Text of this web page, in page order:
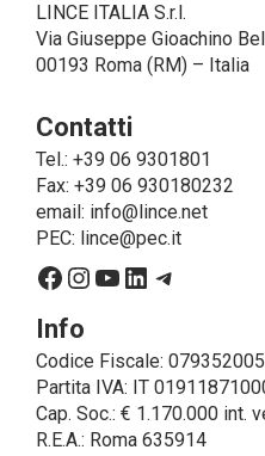
conformemente alle
quest’ultima sulla base di
gestione dei dati.
• Il trattamento di dati
operazioni necessarie
per consentire a LINCE
ITALIA di erogare il
prodotti acquistati,
posti in capo a LINCE
con l’adempimento di
è il consenso espresso
• Un trattamento ulteriore
da LINCE ITALIA – solo se
autorizzata
LINCE ITALIA S.r.l.
Via Giuseppe Gioachino
00193 Roma (RM) – Italia
Contatti
Tel.: +39 06 9301801
Fax: +39 06 930180232
email: info@lince.net
PEC: lince@pec.it
Facebook
Instagram
YouTube
LinkedIn
Telegram
Info
Codice Fiscale:
Partita IVA: IT
Cap. Soc.: € 1.170.000 int.
R.E.A.: Roma 635914